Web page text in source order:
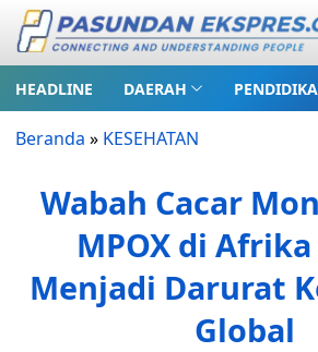
HEADLINE DAERAH
Beranda » KESEHATAN
Wabah Cacar
MPOX di Afrika
Menjadi Darurat
Global